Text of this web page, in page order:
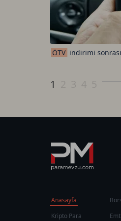
ÖTV indirimi
1
Anasayfa
Kripto Para